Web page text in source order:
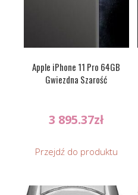
Apple iPhone 11 Pro 64GB
Gwiezdna Szarość
3 895.37zł
Przejdź do produktu